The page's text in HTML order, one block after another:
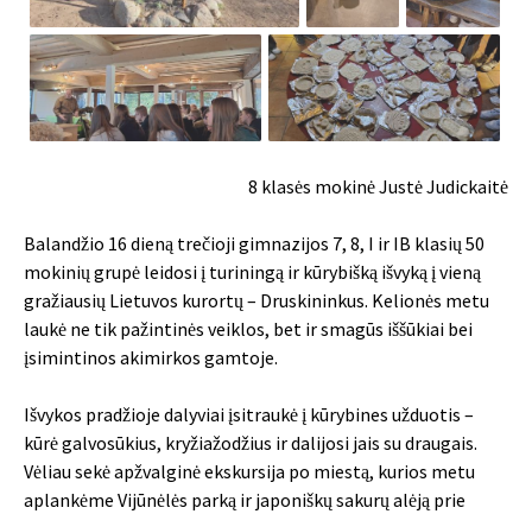
8 klasės mokinė Justė Judickaitė
Balandžio 16 dieną trečioji gimnazijos 7, 8, I ir IB klasių 50
mokinių grupė leidosi į turiningą ir kūrybišką išvyką į vieną
gražiausių Lietuvos kurortų – Druskininkus. Kelionės metu
laukė ne tik pažintinės veiklos, bet ir smagūs iššūkiai bei
įsimintinos akimirkos gamtoje.
Išvykos pradžioje dalyviai įsitraukė į kūrybines užduotis –
kūrė galvosūkius, kryžiažodžius ir dalijosi jais su draugais.
Vėliau sekė apžvalginė ekskursija po miestą, kurios metu
aplankėme Vijūnėlės parką ir japoniškų sakurų alėją prie